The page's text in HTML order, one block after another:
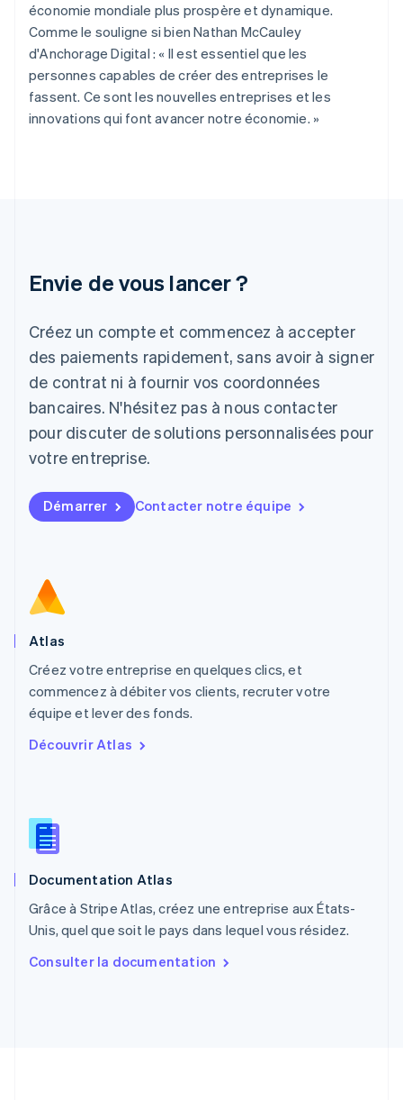
économie mondiale plus prospère et dynamique.
Comme le souligne si bien Nathan McCauley
d'Anchorage Digital : « Il est essentiel que les
personnes capables de créer des entreprises le
fassent. Ce sont les nouvelles entreprises et les
innovations qui font avancer notre économie. »
Envie de vous lancer ?
Créez un compte et commencez à accepter
des paiements rapidement, sans avoir à signer
de contrat ni à fournir vos coordonnées
bancaires. N'hésitez pas à nous contacter
pour discuter de solutions personnalisées pour
votre entreprise.
Démarrer Contacter notre équipe
Atlas
Créez votre entreprise en quelques clics, et
commencez à débiter vos clients, recruter votre
équipe et lever des fonds.
Découvrir Atlas
Documentation Atlas
Grâce à Stripe Atlas, créez une entreprise aux États-
Unis, quel que soit le pays dans lequel vous résidez.
Consulter la documentation
English Svenska
France
FrançaisEnglish
Gibraltar
English
English
Japon
Lettonie
English
Liechtenstein
DeutschEnglish
Lituanie
Luxembourg
FrançaisDeutschEnglish
English简体中文
Malte
English
Nouvelle-Zélande
English
NederlandsEnglish
Pologne
English
PortuguêsEnglish
English
Roumanie
Royaume-Uni
Singapour
English简体中文
English